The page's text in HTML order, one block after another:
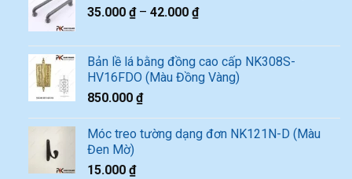
35.000 ₫– 42.000 ₫
Bản lề lá bằng đồng cao cấp NK308S-
HV16FDO (Màu Đồng Vàng)
850.000 ₫
Móc treo tường dạng đơn NK121N-D (Màu
Đen Mờ)
15.000 ₫